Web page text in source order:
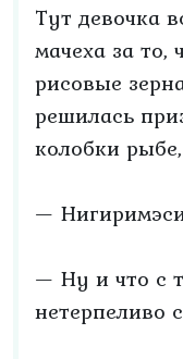
Тут девочка
мачеха за то,
рисовые
решилась
колобки
—
— Ну и что с
нетерпеливо